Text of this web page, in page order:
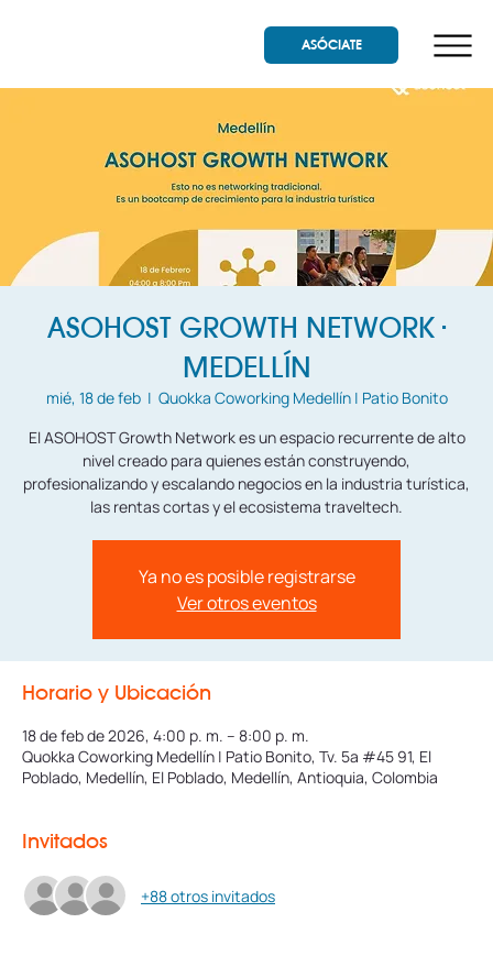
ASÓCIATE
ASOHOST GROWTH NETWORK ·
MEDELLÍN
mié, 18 de feb
  |
Quokka Coworking Medellín | Patio Bonito
El ASOHOST Growth Network es un espacio recurrente de alto
nivel creado para quienes están construyendo,
profesionalizando y escalando negocios en la industria turística,
las rentas cortas y el ecosistema traveltech.
Ya no es posible registrarse
Ver otros eventos
Horario y Ubicación
18 de feb de 2026, 4:00 p. m. – 8:00 p. m.
Quokka Coworking Medellín | Patio Bonito, Tv. 5a #45 91, El
Poblado, Medellín, El Poblado, Medellín, Antioquia, Colombia
Invitados
+88 otros invitados